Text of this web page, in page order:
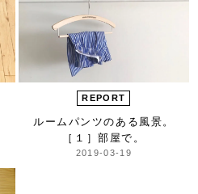
REPORT
ルームパンツのある風景。
［１］部屋で。
2019-03-19